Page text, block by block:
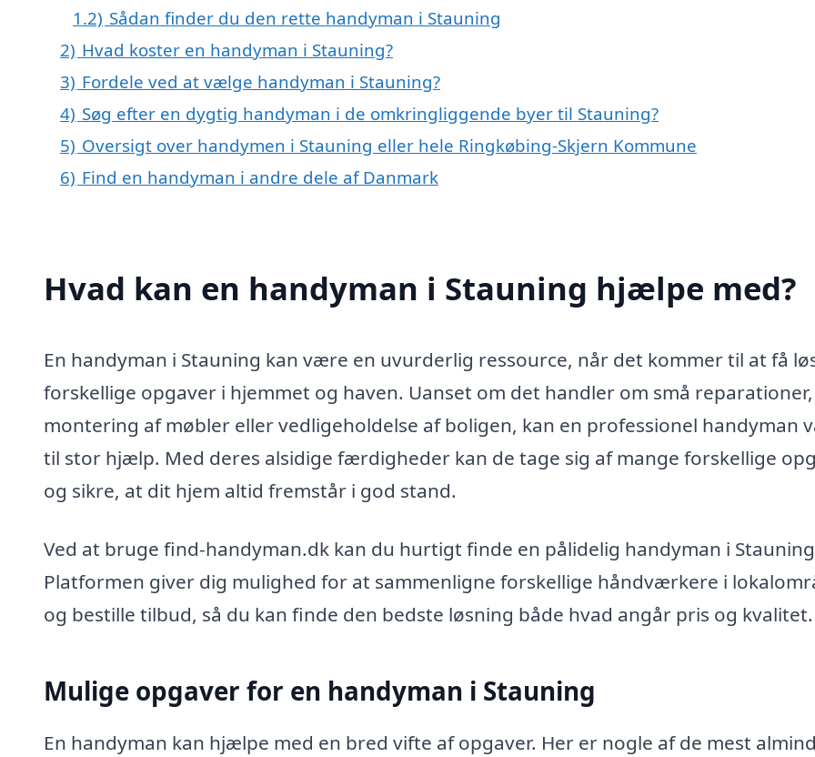
1.2) Sådan finder du den rette handyman i Stauning
2) Hvad koster en handyman i Stauning?
3) Fordele ved at vælge handyman i Stauning?
4) Søg efter en dygtig handyman i de omkringliggende byer til Stauning?
5) Oversigt over handymen i Stauning eller hele Ringkøbing-Skjern Kommune
6) Find en handyman i andre dele af Danmark
Hvad kan en handyman i Stauning hjælpe med?
En handyman i Stauning kan være en uvurderlig ressource, når det kommer til at få
forskellige opgaver i hjemmet og haven. Uanset om det handler om små reparationer,
montering af møbler eller vedligeholdelse af boligen, kan en professionel handyman
til stor hjælp. Med deres alsidige færdigheder kan de tage sig af mange forskellige
og sikre, at dit hjem altid fremstår i god stand.
Ved at bruge find-handyman.dk kan du hurtigt finde en pålidelig handyman i
Platformen giver dig mulighed for at sammenligne forskellige håndværkere i
og bestille tilbud, så du kan finde den bedste løsning både hvad angår pris og kvalitet.
Mulige opgaver for en handyman i Stauning
En handyman kan hjælpe med en bred vifte af opgaver. Her er nogle af de mest